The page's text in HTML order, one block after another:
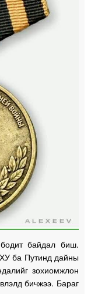
байдал биш.
ба Путинд дайны
зохиомжлон
бичжээ. Бараг